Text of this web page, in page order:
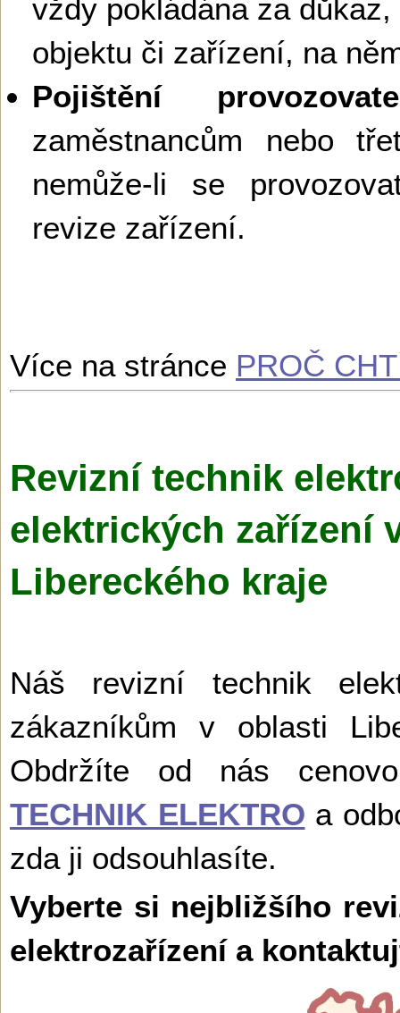
vždy pokládána za
objektu či zařízení, na
Pojištění
zaměstnancům nebo
nemůže-li se
revize zařízení.
Více na stránce PROČ
Revizní technik
elektrických zařízení
Libereckého kraje
Náš revizní technik
zákazníkům v oblasti
Obdržíte od nás
TECHNIK ELEKTRO a
zda ji odsouhlasíte.
Vyberte si nejbližšího
elektrozařízení a